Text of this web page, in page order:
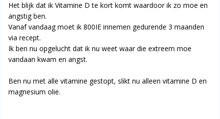
Het blijk dat ik Vitamine D te kort komt waardoor ik zo moe en
angstig ben.
Vanaf vandaag moet ik 800IE innemen gedurende 3 maanden
via recept.
Ik ben nu opgelucht dat ik nu weet waar die extreem moe
vandaan kwam en angst.
Ben nu met alle vitamine gestopt, slikt nu alleen vitamine D en
magnesium olie.